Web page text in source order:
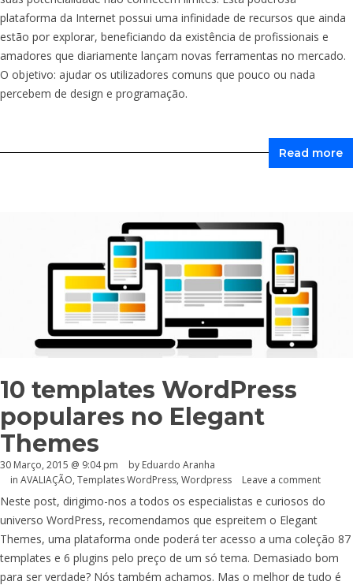
plataforma da Internet possui uma infinidade de recursos que ainda
estão por explorar, beneficiando da existência de profissionais e
amadores que diariamente lançam novas ferramentas no mercado.
O objetivo: ajudar os utilizadores comuns que pouco ou nada
percebem de design e programação.
Read more
10 templates WordPress
populares no Elegant
Themes
30 Março, 2015 @ 9:04 pm by Eduardo Aranha
in AVALIAÇÃO, Templates WordPress, Wordpress Leave a comment
Neste post, dirigimo-nos a todos os especialistas e curiosos do
universo WordPress, recomendamos que espreitem o Elegant
Themes, uma plataforma onde poderá ter acesso a uma coleção 87
templates e 6 plugins pelo preço de um só tema. Demasiado bom
para ser verdade? Nós também achamos. Mas o melhor de tudo é